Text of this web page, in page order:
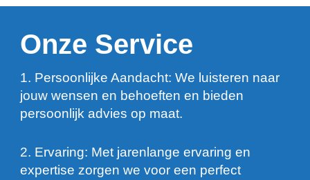
Onze Service
1. Persoonlijke Aandacht: We luisteren naar
jouw wensen en behoeften en bieden
persoonlijk advies op maat.
2. Ervaring: Met jarenlange ervaring en
expertise zorgen we voor een perfect